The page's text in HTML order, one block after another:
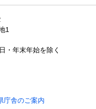
1
・年末年始を除く
庁舎のご案内